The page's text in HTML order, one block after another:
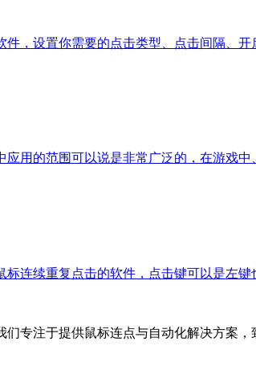
，设置你需要的点击类型、点击间隔、
用的范围可以说是非常广泛的，在游戏
连续重复点击的软件，点击键可以是左
专注于提供鼠标连点与自动化解决方案，